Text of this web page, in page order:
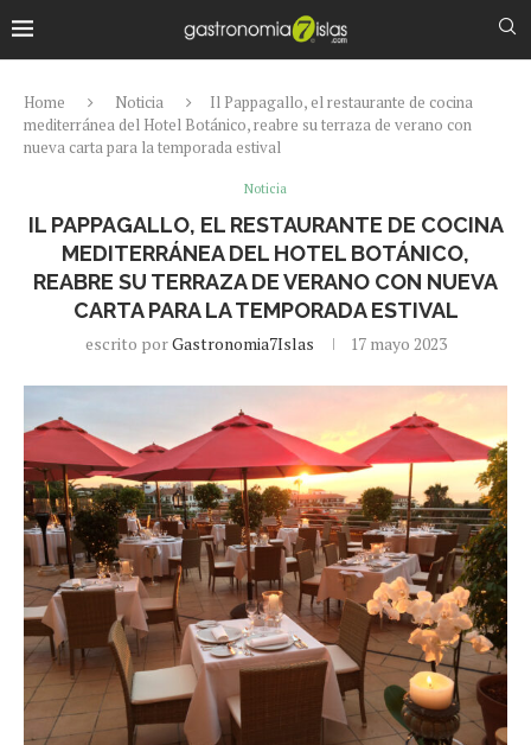
Home Noticia
Il Pappagallo, el restaurante de cocina
mediterránea del Hotel Botánico, reabre su terraza de verano con
nueva carta para la temporada estival
Noticia
IL PAPPAGALLO, EL RESTAURANTE DE COCINA
MEDITERRÁNEA DEL HOTEL BOTÁNICO,
REABRE SU TERRAZA DE VERANO CON NUEVA
CARTA PARA LA TEMPORADA ESTIVAL
escrito porGastronomia7Islas 17 mayo 2023